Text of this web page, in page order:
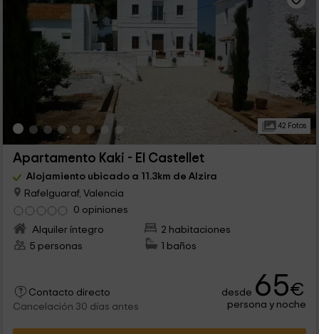
42 Fotos
Apartamento Kaki - El Castellet
Alojamiento ubicado a 11.3km de Alzira
Rafelguaraf, Valencia
0 opiniones
Alquiler íntegro
2 habitaciones
5 personas
1 baños
Contacto directo
Cancelación 30 días antes
desde 65€
persona y noche